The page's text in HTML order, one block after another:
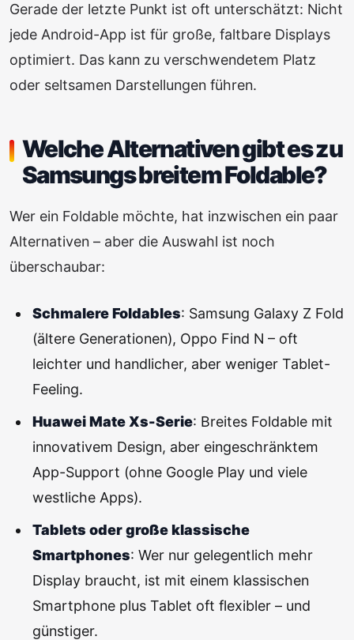
Gerade der letzte Punkt ist oft unterschätzt: Nicht
jede Android-App ist für große, faltbare Displays
optimiert. Das kann zu verschwendetem Platz
oder seltsamen Darstellungen führen.
Welche Alternativen gibt es zu
Samsungs breitem Foldable?
Wer ein Foldable möchte, hat inzwischen ein paar
Alternativen – aber die Auswahl ist noch
überschaubar:
Schmalere Foldables: Samsung Galaxy Z Fold
(ältere Generationen), Oppo Find N – oft
leichter und handlicher, aber weniger Tablet-
Feeling.
Huawei Mate Xs-Serie: Breites Foldable mit
innovativem Design, aber eingeschränktem
App-Support (ohne Google Play und viele
westliche Apps).
Tablets oder große klassische
Smartphones: Wer nur gelegentlich mehr
Display braucht, ist mit einem klassischen
Smartphone plus Tablet oft flexibler – und
günstiger.